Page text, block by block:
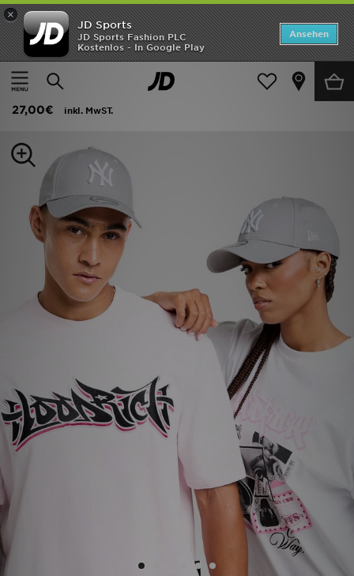
×
JD Sports
JD Sports Fashion PLC
Kostenlos - In Google Play
Ansehen
Startseite
Frauen Frauen Accessoires Caps
New Era MLB New York Yankees 9FORTY Cap
27,00€
inkl. MwST.
Startseite
ANGEBOTE
Herren
Damen
Kinder
Bestsellers
JD Exklusives
Sport
Lade Die APP